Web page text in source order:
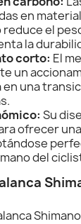
en
reduce el
la
corto: El
un
una
Su
ofrecer
del